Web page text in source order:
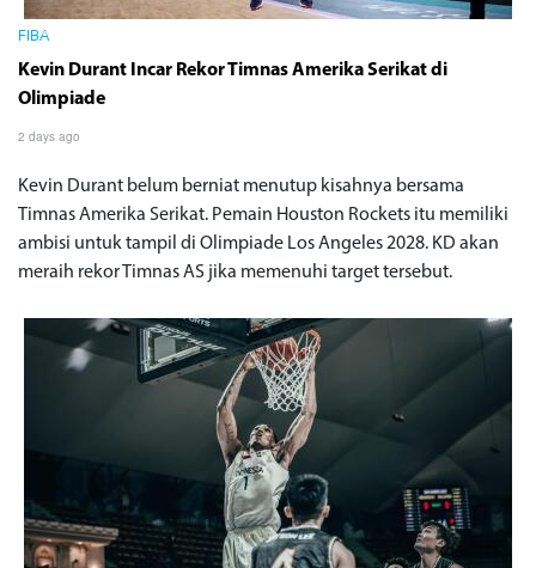
FIBA
Kevin Durant Incar Rekor Timnas Amerika Serikat di
Olimpiade
2 days ago
Kevin Durant belum berniat menutup kisahnya bersama
Timnas Amerika Serikat. Pemain Houston Rockets itu memiliki
ambisi untuk tampil di Olimpiade Los Angeles 2028. KD akan
meraih rekor Timnas AS jika memenuhi target tersebut.